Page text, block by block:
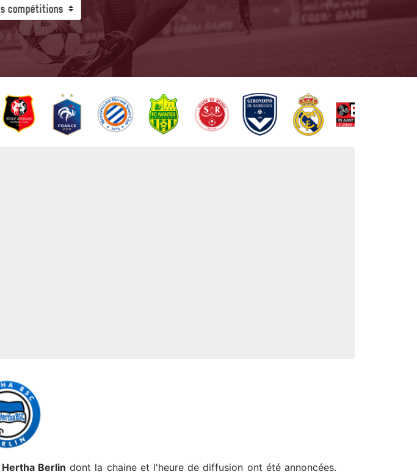
Berlin dont la chaine et l'heure de diffusion ont été annoncées.